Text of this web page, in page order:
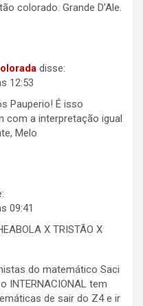
colorado. Grande D’Ale.
disse:
12:53
Pauperio! É isso
com a interpretação igual
Melo
09:41
X TRISTÃO X
do matemático Saci
INTERNACIONAL tem
de sair do Z4 e ir